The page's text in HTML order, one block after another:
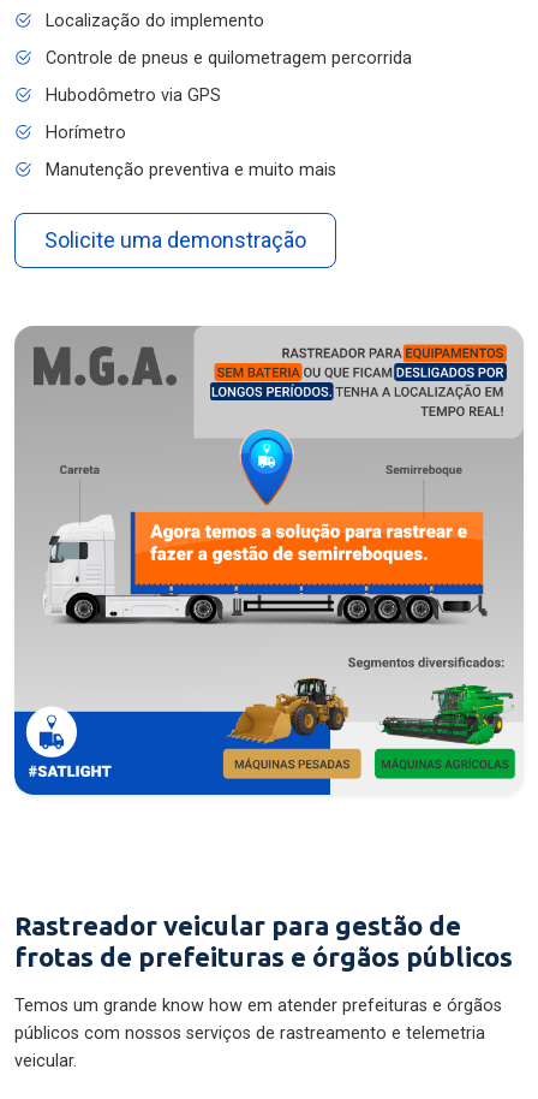
Localização do implemento
Controle de pneus e quilometragem percorrida
Hubodômetro via GPS
Horímetro
Manutenção preventiva e muito mais
Solicite uma demonstração
Rastreador veicular para gestão de
frotas de prefeituras e órgãos públicos
Temos um grande know how em atender prefeituras e órgãos
públicos com nossos serviços de rastreamento e telemetria
veicular.